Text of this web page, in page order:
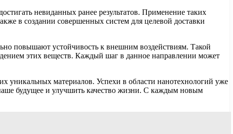
невиданных ранее результатов. Применение таких
в создании совершенных систем для целевой доставки
повышают устойчивость к внешним воздействиям. Такой
этих веществ. Каждый шаг в данное направлении может
уникальных материалов. Успехи в области нанотехнологий уже
будущее и улучшить качество жизни. С каждым новым